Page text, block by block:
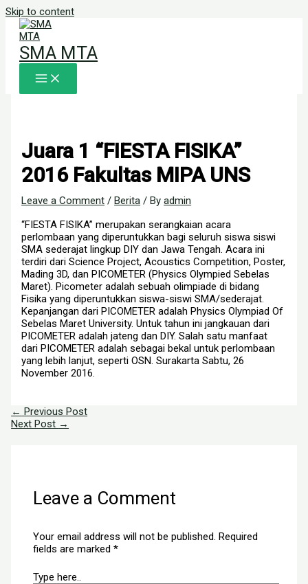
Skip to content
SMA MTA
Juara 1 “FIESTA FISIKA”
2016 Fakultas MIPA UNS
Leave a Comment / Berita / Byadmin
“FIESTA FISIKA” merupakan serangkaian acara
perlombaan yang diperuntukkan bagi seluruh siswa siswi
SMA sederajat lingkup DIY dan Jawa Tengah. Acara ini
terdiri dari Science Project, Acoustics Competition, Poster,
Mading 3D, dan PICOMETER (Physics Olympied Sebelas
Maret). Picometer adalah sebuah olimpiade di bidang
Fisika yang diperuntukkan siswa-siswi SMA/sederajat.
Kepanjangan dari PICOMETER adalah Physics Olympiad Of
Sebelas Maret University. Untuk tahun ini jangkauan dari
PICOMETER adalah jateng dan DIY. Salah satu manfaat
dari PICOMETER adalah sebagai bekal untuk perlombaan
yang lebih lanjut, seperti OSN. Surakarta Sabtu, 26
November 2016.
← Previous Post
Next Post →
Leave a Comment
Your email address will not be published. Required
fields are marked*
Type here..